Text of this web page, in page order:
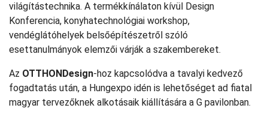
világítástechnika. A termékkínálaton kívül Design
Konferencia, konyhatechnológiai workshop,
vendéglátóhelyek belsőépítészetről szóló
esettanulmányok elemzői várják a szakembereket.
Az OTTHONDesign-hoz kapcsolódva a tavalyi kedvező
fogadtatás után, a Hungexpo idén is lehetőséget ad fiatal
magyar tervezőknek alkotásaik kiállítására a G pavilonban.